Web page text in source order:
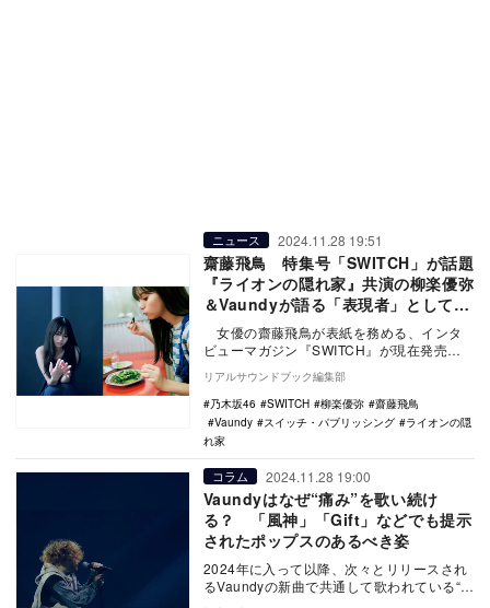
ニュース 2024.11.28 19:51
齋藤飛鳥 特集号「SWITCH」が話題
『ライオンの隠れ家』共演の柳楽優弥
＆Vaundyが語る「表現者」としての
姿
女優の齋藤飛鳥が表紙を務める、インタ
ビューマガジン『SWITCH』が現在発売
中。全58ページで齋藤を特集しており、放
送…
リアルサウンドブック編集部
乃木坂46
SWITCH 柳楽優弥
齋藤飛鳥
Vaundy
スイッチ・パブリッシング
ライオンの隠
れ家
コラム 2024.11.28 19:00
Vaundyはなぜ“痛み”を歌い続け
る？ 「風神」「Gift」などでも提示
されたポップスのあるべき姿
2024年に入って以降、次々とリリースされ
るVaundyの新曲で共通して歌われている“痛